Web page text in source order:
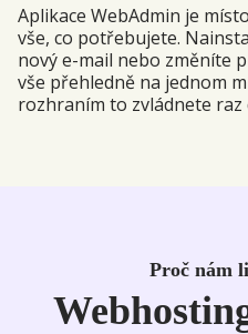
Aplikace WebAdmin je
vše, co potřebujete.
nový e-mail nebo změníte
vše přehledně na jednom
rozhraním to zvládnete raz
Proč nám